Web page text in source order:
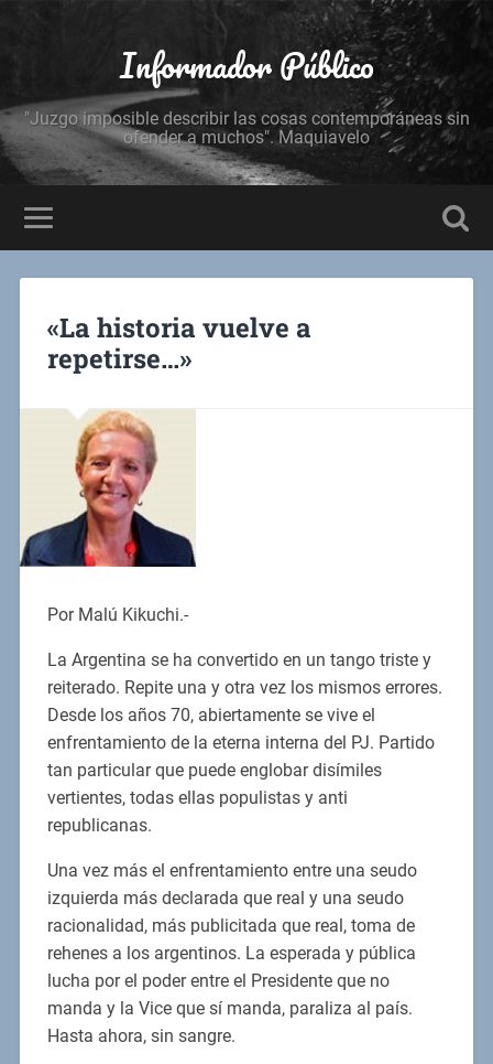
Informador Público
"Juzgo imposible describir las cosas contemporáneas sin
ofender a muchos". Maquiavelo
«La historia vuelve a
repetirse…»
Por Malú Kikuchi.-
La Argentina se ha convertido en un tango triste y
reiterado. Repite una y otra vez los mismos errores.
Desde los años 70, abiertamente se vive el
enfrentamiento de la eterna interna del PJ. Partido
tan particular que puede englobar disímiles
vertientes, todas ellas populistas y anti
republicanas.
Una vez más el enfrentamiento entre una seudo
izquierda más declarada que real y una seudo
racionalidad, más publicitada que real, toma de
rehenes a los argentinos. La esperada y pública
lucha por el poder entre el Presidente que no
manda y la Vice que sí manda, paraliza al país.
Hasta ahora, sin sangre.